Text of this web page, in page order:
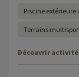
Piscine extérieure
Terrains
Découvrir